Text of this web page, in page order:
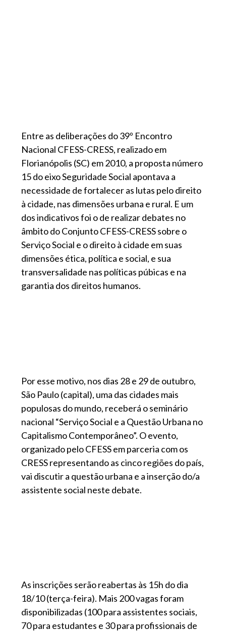
Entre as deliberações do 39º Encontro
Nacional CFESS-CRESS, realizado em
Florianópolis (SC) em 2010, a proposta número
15 do eixo Seguridade Social apontava a
necessidade de fortalecer as lutas pelo direito
à cidade, nas dimensões urbana e rural. E um
dos indicativos foi o de realizar debates no
âmbito do Conjunto CFESS-CRESS sobre o
Serviço Social e o direito à cidade em suas
dimensões ética, política e social, e sua
transversalidade nas políticas púbicas e na
garantia dos direitos humanos.
Por esse motivo, nos dias 28 e 29 de outubro,
São Paulo (capital), uma das cidades mais
populosas do mundo, receberá o seminário
nacional “Serviço Social e a Questão Urbana no
Capitalismo Contemporâneo”. O evento,
organizado pelo CFESS em parceria com os
CRESS representando as cinco regiões do país,
vai discutir a questão urbana e a inserção do/a
assistente social neste debate.
As inscrições serão reabertas às 15h do dia
18/10 (terça-feira). Mais 200 vagas foram
disponibilizadas (100 para assistentes sociais,
70 para estudantes e 30 para profissionais de